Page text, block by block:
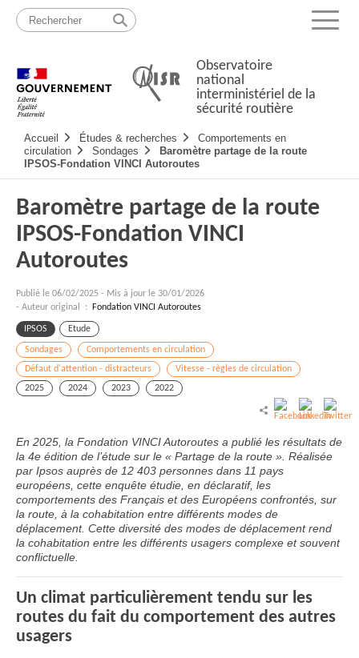
Passer
contenu
Menu
Observatoire
national
interministériel de la
sécurité routière
principale
Accueil Études & recherches
Comportements en
circulation
Sondages
Baromètre partage de la route
IPSOS-Fondation VINCI Autoroutes
Baromètre partage de la route
IPSOS-Fondation VINCI
Autoroutes
Publié le 06/02/2025 - Mis à jour le 30/01/2026
- Auteur original : Fondation VINCI Autoroutes
IPSOS Etude
Sondages
Comportements en circulation
Défaut d'attention - distracteurs
Vitesse - règles de circulation
2025
2024 2023 2022
En 2025, la Fondation VINCI Autoroutes a publié les résultats de
la 4e édition de l’étude sur le « Partage de la route ». Réalisée
par Ipsos auprès de 12 403 personnes dans 11 pays
européens, cette enquête étudie, en déclaratif, les
comportements des Français et des Européens confrontés, sur
la route, à la cohabitation entre différents modes de
déplacement. Cette diversité des modes de déplacement rend
la cohabitation entre les différents usagers complexe et souvent
conflictuelle.
Un climat particulièrement tendu sur les
routes du fait du comportement des autres
usagers